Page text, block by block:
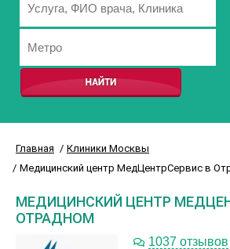
Главная
Клиники Москвы
Медицинский центр МедЦентрСервис в
МЕДИЦИНСКИЙ ЦЕНТР
ОТРАДНОМ
1037 отзывов